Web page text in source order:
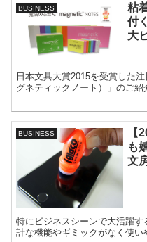
BUSINESS
粘
付
大
日本文具大賞2015を受賞した
グネティックノート）」のご紹
BUSINESS
【
も
文
特にビジネスシーンで大活躍
計な機能やギミックがなく使い